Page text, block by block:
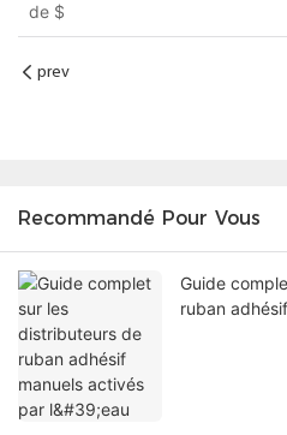
de $
prev
Recommandé Pour Vous
Guide
ruban